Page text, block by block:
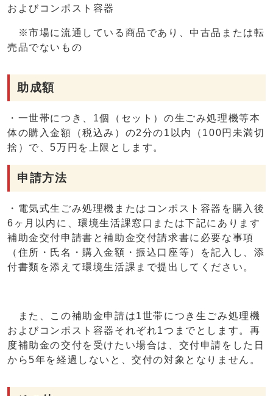
およびコンポスト容器
※市場に流通している商品であり、中古品または転
売品でないもの
助成額
・一世帯につき、1個（セット）の生ごみ処理機等本
体の購入金額（税込み）の2分の1以内（100円未満切
捨）で、5万円を上限とします。
申請方法
・電気式生ごみ処理機またはコンポスト容器を購入後
6ヶ月以内に、環境生活課窓口または下記にあります
補助金交付申請書と補助金交付請求書に必要な事項
（住所・氏名・購入金額・振込口座等）を記入し、添
付書類を添えて環境生活課まで提出してください。
また、この補助金申請は1世帯につき生ごみ処理機
およびコンポスト容器それぞれ1つまでとします。再
度補助金の交付を受けたい場合は、交付申請をした日
から5年を経過しないと、交付の対象となりません。